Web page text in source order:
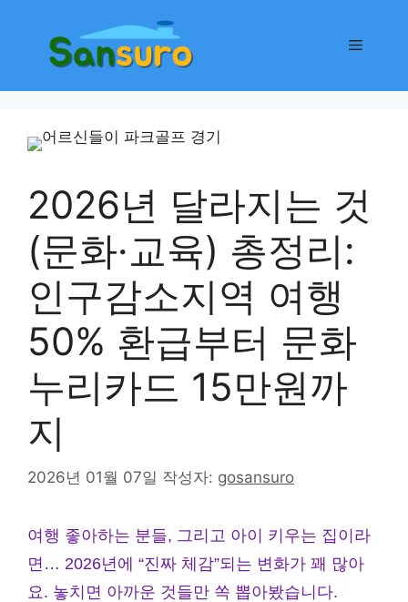
메
2026년 달라지는 것
(문화·교육) 총정리:
인구감소지역 여행
50% 환급부터 문화
누리카드 15만원까
지
2026년 01월 07일 작성자: gosansuro
여행 좋아하는 분들, 그리고 아이 키우는 집이라
면… 2026년에 “진짜 체감”되는 변화가 꽤 많아
요. 놓치면 아까운 것들만 쏙 뽑아봤습니다.